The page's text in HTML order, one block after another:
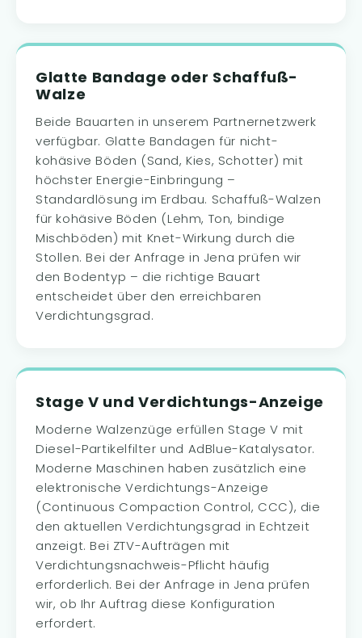
Glatte Bandage oder Schaffuß-
Walze
Beide Bauarten in unserem Partnernetzwerk
verfügbar. Glatte Bandagen für nicht-
kohäsive Böden (Sand, Kies, Schotter) mit
höchster Energie-Einbringung –
Standardlösung im Erdbau. Schaffuß-Walzen
für kohäsive Böden (Lehm, Ton, bindige
Mischböden) mit Knet-Wirkung durch die
Stollen. Bei der Anfrage in Jena prüfen wir
den Bodentyp – die richtige Bauart
entscheidet über den erreichbaren
Verdichtungsgrad.
Stage V und Verdichtungs-Anzeige
Moderne Walzenzüge erfüllen Stage V mit
Diesel-Partikelfilter und AdBlue-Katalysator.
Moderne Maschinen haben zusätzlich eine
elektronische Verdichtungs-Anzeige
(Continuous Compaction Control, CCC), die
den aktuellen Verdichtungsgrad in Echtzeit
anzeigt. Bei ZTV-Aufträgen mit
Verdichtungsnachweis-Pflicht häufig
erforderlich. Bei der Anfrage in Jena prüfen
wir, ob Ihr Auftrag diese Konfiguration
erfordert.